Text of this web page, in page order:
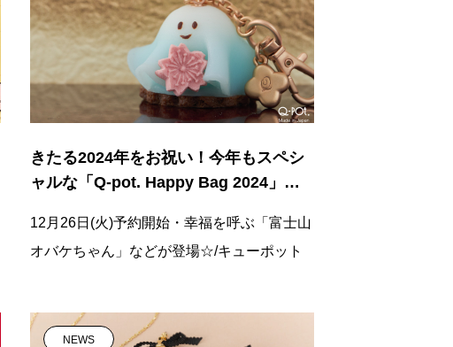
きたる2024年をお祝い！今年もスペシ
ャルな「Q-pot. Happy Bag 2024」が
12月26日(火)予約開始・幸福を呼ぶ「富士山
オバケちゃん」などが登場☆/キューポット
NEWS